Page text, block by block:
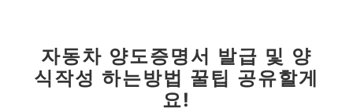
자동차 양도증명서 발급 및 양
식작성 하는방법 꿀팁 공유할게
요!